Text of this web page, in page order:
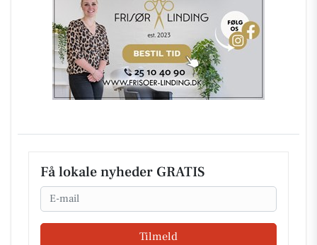
Få lokale nyheder GRATIS
Email
Tilmeld